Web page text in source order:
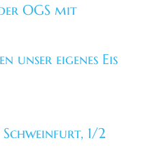
OGS mit
unser eigenes Eis
1/2